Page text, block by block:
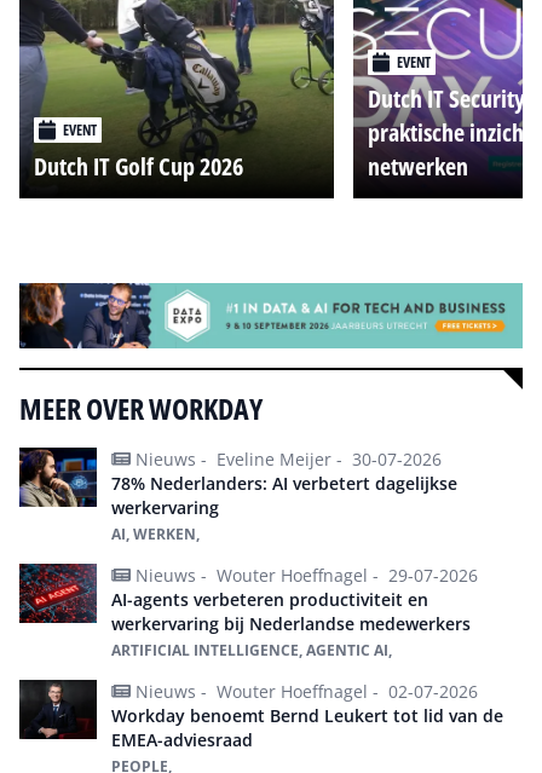
EVENT
Dutch IT Golf Cup 2026
EVENT
Dutch IT Security
praktische
netwerken
MEER OVER WORKDAY
Nieuws - Eveline Meijer - 30-07-2026
78% Nederlanders: AI verbetert dagelijkse
werkervaring
AI, WERKEN,
Nieuws - Wouter Hoeffnagel - 29-07-2026
AI-agents verbeteren productiviteit en
werkervaring bij Nederlandse medewerkers
ARTIFICIAL INTELLIGENCE, AGENTIC AI,
Nieuws - Wouter Hoeffnagel - 02-07-2026
Workday benoemt Bernd Leukert tot lid van de
EMEA-adviesraad
PEOPLE,